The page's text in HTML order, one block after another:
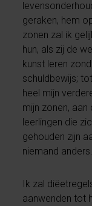
geraken, hem
zonen zal ik
hun, als zij de
kunst leren
schuldbewijs;
heel mijn
mijn zonen,
leerlingen die
gehouden zijn
niemand anders.
Ik zal
aanwenden tot